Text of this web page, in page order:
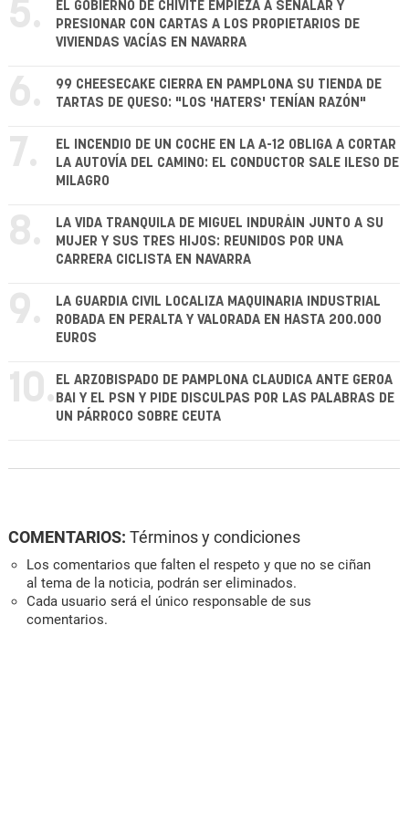
5.
EL GOBIERNO DE CHIVITE EMPIEZA A SEÑALAR Y
PRESIONAR CON CARTAS A LOS PROPIETARIOS DE
VIVIENDAS VACÍAS EN NAVARRA
6.
99 CHEESECAKE CIERRA EN PAMPLONA SU TIENDA DE
TARTAS DE QUESO: "LOS 'HATERS' TENÍAN RAZÓN"
7.
EL INCENDIO DE UN COCHE EN LA A-12 OBLIGA A CORTAR
LA AUTOVÍA DEL CAMINO: EL CONDUCTOR SALE ILESO DE
MILAGRO
8.
LA VIDA TRANQUILA DE MIGUEL INDURÁIN JUNTO A SU
MUJER Y SUS TRES HIJOS: REUNIDOS POR UNA
CARRERA CICLISTA EN NAVARRA
9.
LA GUARDIA CIVIL LOCALIZA MAQUINARIA INDUSTRIAL
ROBADA EN PERALTA Y VALORADA EN HASTA 200.000
EUROS
10. EL ARZOBISPADO DE PAMPLONA CLAUDICA ANTE GEROA
BAI Y EL PSN Y PIDE DISCULPAS POR LAS PALABRAS DE
UN PÁRROCO SOBRE CEUTA
COMENTARIOS: Términos y condiciones
Los comentarios que falten el respeto y que no se ciñan
al tema de la noticia, podrán ser eliminados.
Cada usuario será el único responsable de sus
comentarios.